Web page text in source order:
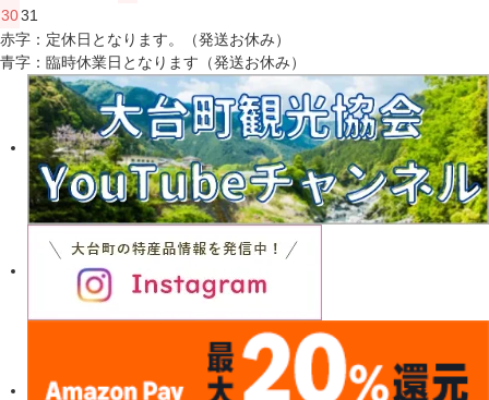
3031
赤字：定休日となります。（発送お休み）
青字：臨時休業日となります（発送お休み）